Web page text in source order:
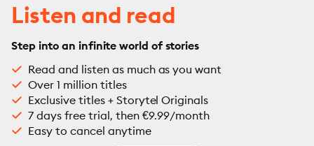
Listen and read
Step into an infinite world of stories
Read and listen as much as you want
Over 1 million titles
Exclusive titles + Storytel Originals
7 days free trial, then €9.99/month
Easy to cancel anytime